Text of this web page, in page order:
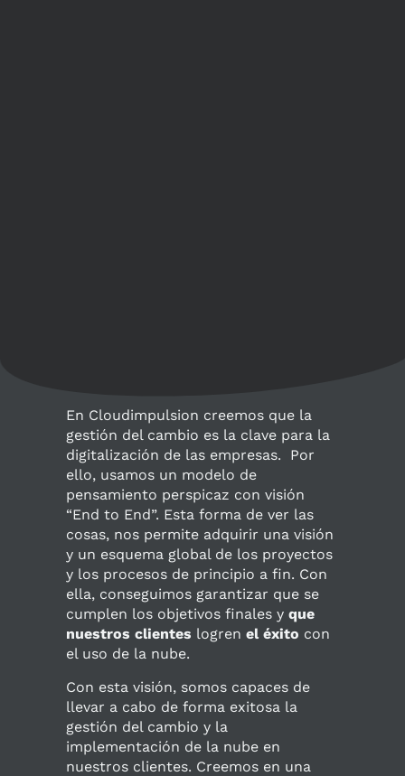
En Cloudimpulsion creemos que la
gestión del cambio es la clave para la
digitalización de las empresas. Por
ello, usamos un modelo de
pensamiento perspicaz con visión
“End to End”. Esta forma de ver las
cosas, nos permite adquirir una visión
y un esquema global de los proyectos
y los procesos de principio a fin. Con
ella, conseguimos garantizar que se
cumplen los objetivos finales yque
nuestros clientes logren el éxito con
el uso de la nube.
Con esta visión, somos capaces de
llevar a cabo de forma exitosa la
gestión del cambio y la
implementación de la nube en
nuestros clientes. Creemos en una